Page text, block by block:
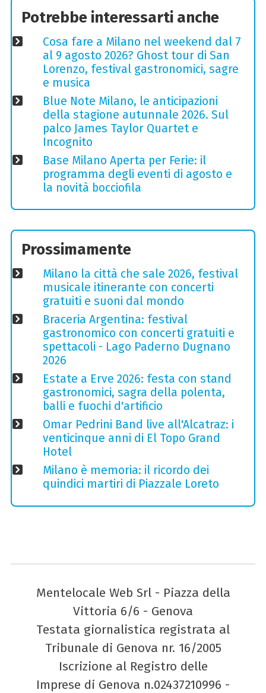
Potrebbe interessarti anche
Cosa fare a Milano nel weekend dal 7
al 9 agosto 2026? Ghost tour di San
Lorenzo, festival gastronomici, sagre
e musica
Blue Note Milano, le anticipazioni
della stagione autunnale 2026. Sul
palco James Taylor Quartet e
Incognito
Base Milano Aperta per Ferie: il
programma degli eventi di agosto e
la novità bocciofila
Prossimamente
Milano la città che sale 2026, festival
musicale itinerante con concerti
gratuiti e suoni dal mondo
Braceria Argentina: festival
gastronomico con concerti gratuiti e
spettacoli - Lago Paderno Dugnano
2026
Estate a Erve 2026: festa con stand
gastronomici, sagra della polenta,
balli e fuochi d'artificio
Omar Pedrini Band live all'Alcatraz: i
venticinque anni di El Topo Grand
Hotel
Milano è memoria: il ricordo dei
quindici martiri di Piazzale Loreto
Mentelocale Web Srl - Piazza della
Vittoria 6/6 - Genova
Testata giornalistica registrata al
Tribunale di Genova nr. 16/2005
Iscrizione al Registro delle
Imprese di Genova n.02437210996 -